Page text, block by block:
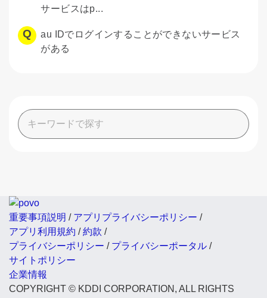
サービスはp...
au IDでログインすることができないサービス
がある
重要事項説明 / アプリプライバシーポリシー /
アプリ利用規約 /約款 /
プライバシーポリシー / プライバシーポータル /
サイトポリシー
企業情報
COPYRIGHT © KDDI CORPORATION, ALL RIGHTS